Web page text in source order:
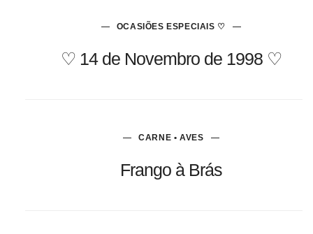
OCASIÕES ESPECIAIS ♡
♡ 14 de Novembro de 1998 ♡
CARNE • AVES
Frango à Brás